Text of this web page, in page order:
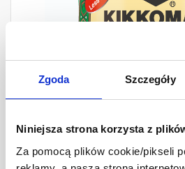
Zgoda Szczegóły
Niniejsza strona korzysta z
Za pomocą plików cookie/pikseli